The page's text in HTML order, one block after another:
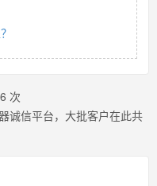
次
诚信平台，大批客户在此共